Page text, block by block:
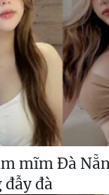
mĩm Đà
đẫy đà